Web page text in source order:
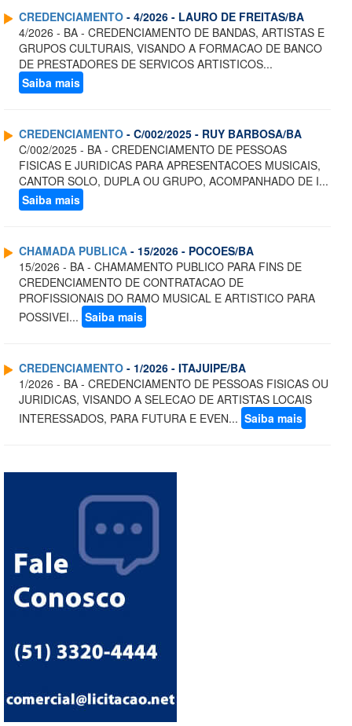
CREDENCIAMENTO - 4/2026 - LAURO DE FREITAS/BA
4/2026 - BA - CREDENCIAMENTO DE BANDAS, ARTISTAS E
GRUPOS CULTURAIS, VISANDO A FORMACAO DE BANCO
DE PRESTADORES DE SERVICOS ARTISTICOS...
Saiba mais
CREDENCIAMENTO - C/002/2025 - RUY BARBOSA/BA
C/002/2025 - BA - CREDENCIAMENTO DE PESSOAS
FISICAS E JURIDICAS PARA APRESENTACOES MUSICAIS,
CANTOR SOLO, DUPLA OU GRUPO, ACOMPANHADO DE I...
Saiba mais
CHAMADA PUBLICA - 15/2026 - POCOES/BA
15/2026 - BA - CHAMAMENTO PUBLICO PARA FINS DE
CREDENCIAMENTO DE CONTRATACAO DE
PROFISSIONAIS DO RAMO MUSICAL E ARTISTICO PARA
POSSIVEI... Saiba mais
CREDENCIAMENTO - 1/2026 - ITAJUIPE/BA
1/2026 - BA - CREDENCIAMENTO DE PESSOAS FISICAS OU
JURIDICAS, VISANDO A SELECAO DE ARTISTAS LOCAIS
INTERESSADOS, PARA FUTURA E EVEN... Saiba mais